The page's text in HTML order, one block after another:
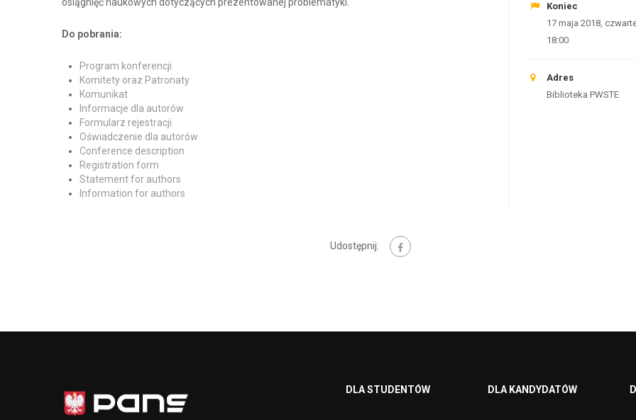
osiągnięć naukowych dotyczących prezentowanej problematyki.
Do pobrania:
Program konferencji
Komitety oraz Patronaty
Komunikat
Informacje dla autorów
Formularz rejestracji
Oświadczenie dla autorów
Conference description
Registration form
Statement for authors
Information for authors
Koniec
17 maja 2018,
18:00
Adres
Biblioteka PWSTE
Udostępnij:
DLA STUDENTÓW DLA KANDYDATÓW